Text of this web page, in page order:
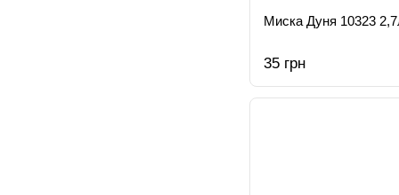
Миска Дуня 10323
35 грн